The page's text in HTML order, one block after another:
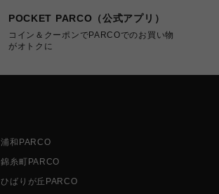
POCKET PARCO（公式アプリ）
コイン＆クーポンでPARCOでのお買い物
がオトクに
浦和PARCO
錦糸町PARCO
ひばりが丘PARCO